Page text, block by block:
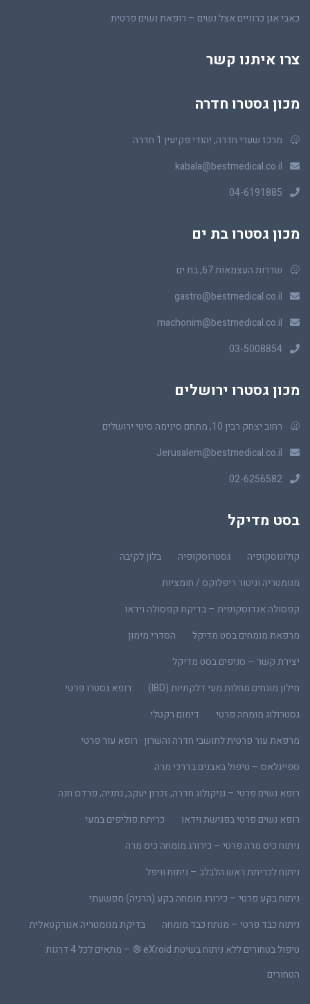
כאבי אגן כרוניים אצל נשים – רופאת נשים פרטית
צרו איתנו קשר
מכון גסטרו חדרה
מרכז שערי חדרה, יהודי פקיעין 1 חדרה
kabala@bestmedical.co.il
04-6191885
מכון גסטרו בת ים
שדרות העצמאות 67, בת ים
gastro@bestmedical.co.il
machonim@bestmedical.co.il
03-5008854
מכון גסטרו ירושלים
רחוב יצחק רבין 10, מתחם סינימה סיטי ירושלים
Jerusalem@bestmedical.co.il
02-6256582
בסט מדיקל
קולונוסקופיה גסטרוסקופיה
בלון לקיבה
מנומטריה וניטור ריפלוקס / חומציות
קפסולה אנדוסקופית – בדיקת קפסולה וידאו
מרפאת מומחים בסט מדיקל
הסדרי מימון
יצירת קשר – סניפים בסט מדיקל
מילון מונחים מחלות מעי דלקתיות (IBD)
רופא גסטרו פרטי
גסטרולוג מומחה פרטי
דימום רקטלי
מרפאת עור פרטית לתושבי חדרה והשרון · רופא עור פרטי
ספייגלאס – טיפול באבנים בדרכי מרה
רופא נשים פרטי – גניקולוג חדרה, זכרון יעקב, נתניה, פרדס חנה
רופא נשים פרטי בפגישת וידאו
כריתת פוליפים במעי
ניתוח כיס מרה פרטי – כירורג מומחה כיס מרה
ניתוח לכריתת ראש הלבלב – ניתוח וויפל
ניתוח בקע פרטי – כירורג מומחה בקע (הרניה) מפשעתי
ניתוח כבד פרטי – מנתח כבד מומחה
בדיקת מנומטריה אנורקטאלית
טיפול בטחורים ללא ניתוח בשיטת eXroid ® – מתאים לכל 4 דרגות
הטחורים